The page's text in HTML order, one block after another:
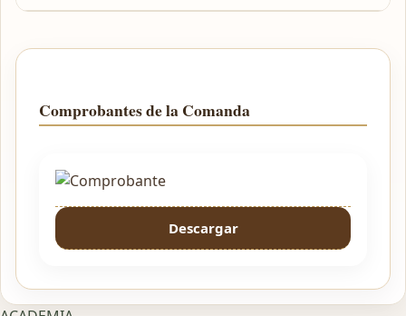
Comprobantes de la Comanda
Descargar